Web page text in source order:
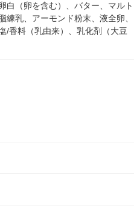
白（卵を含む）、バター、マルト
練乳、アーモンド粉末、液全卵、
/香料（乳由来）、乳化剤（大豆